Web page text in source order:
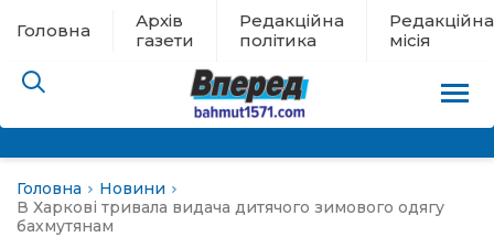
Головна
Архів
газети
Редакційна
політика
Редакційна
місія
Головна
Новини
В Харкові тривала видача дитячого зимового одягу
бахмутянам